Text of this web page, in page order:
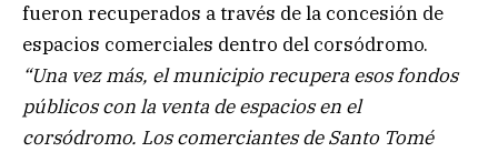
fueron recuperados a través de la concesión de
espacios comerciales dentro del corsódromo.
“Una vez más, el municipio recupera esos fondos
públicos con la venta de espacios en el
corsódromo. Los comerciantes de Santo Tomé